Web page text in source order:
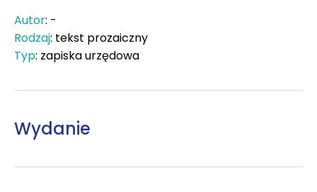
Autor: -
Rodzaj: tekst prozaiczny
Typ: zapiska urzędowa
Wydanie